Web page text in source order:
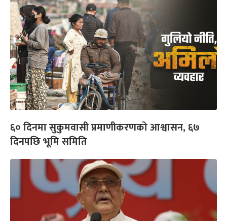
६० दिनमा सुकुमवासी प्रमाणीकरणको आश्वासन, ६७
दिनपछि भूमि समिति